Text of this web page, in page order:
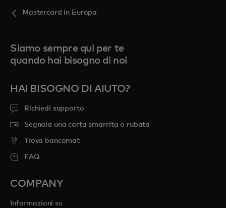
Mastercard in Europa
Siamo sempre qui per te
quando hai bisogno di noi
HAI BISOGNO DI AIUTO?
Richiedi supporto
Segnala una carta smarrita o rubata
Trova bancomat
FAQ
COMPANY
Informazioni su